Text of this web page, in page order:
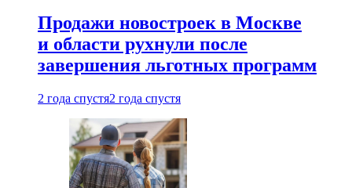
Продажи новостроек в Москве
и области рухнули после
завершения льготных программ
2 года спустя2 года спустя